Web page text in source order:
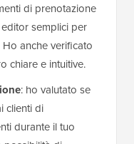
di prenotazione
semplici per
anche verificato
chiare e intuitive.
: ho valutato se
clienti di
durante il tuo